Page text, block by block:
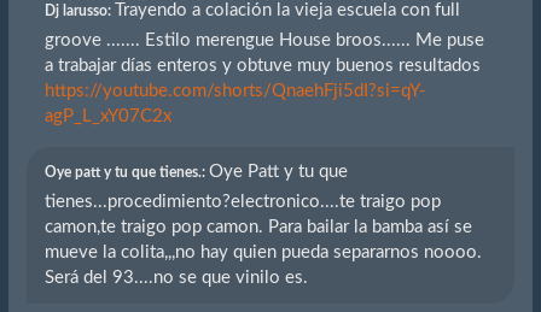
Dj larusso:
Trayendo a colación la vieja escuela con full
groove ....... Estilo merengue House broos...... Me puse
a trabajar días enteros y obtuve muy buenos resultados
https://youtube.com/shorts/QnaehFji5dI?si=qY-
agP_L_xY07C2x
Oye patt y tu que tienes.: Oye Patt y tu que
tienes...procedimiento?electronico....te traigo pop
camon,te traigo pop camon. Para bailar la bamba así se
mueve la colita,,,no hay quien pueda separarnos noooo.
Será del 93....no se que vinilo es.